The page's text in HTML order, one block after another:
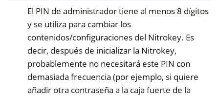
El PIN de administrador tiene al menos 8 dígitos
y se utiliza para cambiar los
contenidos/configuraciones del Nitrokey. Es
decir, después de inicializar la Nitrokey,
probablemente no necesitará este PIN con
demasiada frecuencia (por ejemplo, si quiere
añadir otra contraseña a la caja fuerte de la